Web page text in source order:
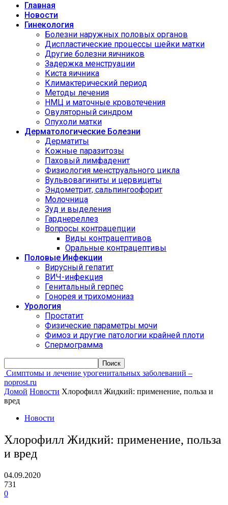
Главная
Новости
Гинекология
Болезни наружных половых органов
Диспластические процессы шейки матки
Другие болезни яичников
Задержка менструации
Киста яичника
Климактерический период
Методы лечения
НМЦ и маточные кровотечения
Овуляторный синдром
Опухоли матки
Дерматологические Болезни
Дерматиты
Кожные паразитозы
Паховый лимфаденит
Физиология менструального цикла
Вульвовагиниты и цервициты
Эндометрит, сальпингоофорит
Молочница
Зуд и выделения
Гарднереллез
Вопросы контрацепции
Виды контрацептивов
Оральные контрацептивы
Половые Инфекции
Вирусный гепатит
ВИЧ-инфекция
Генитальный герпес
Гонорея и трихомониаз
Урология
Простатит
Физические параметры мочи
Фимоз и другие патологии крайней плоти
Спермограмма
Симптомы и лечение урогенитальных заболеваний –
noprost.ru
Домой Новости Хлорофилл Жидкий: применение, польза и
вред
Новости
Хлорофилл Жидкий: применение, польза
и вред
04.09.2020
731
0